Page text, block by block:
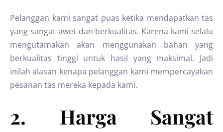
Pelanggan kami sangat puas ketika mendapatkan tas
yang sangat awet dan berkualitas. Karena kami selalu
mengutamakan akan menggunakan bahan yang
berkualitas tinggi untuk hasil yang maksimal. Jadi
inilah alasan kenapa pelanggan kami mempercayakan
pesanan tas mereka kepada kami.
2. Harga Sangat